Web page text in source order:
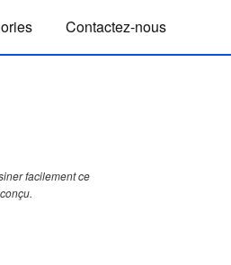
Contactez-nous
facilement ce